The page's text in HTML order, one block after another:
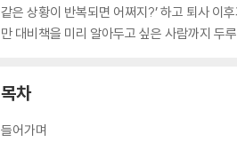
같은 상황이 반복되면 어쩌지?’ 하고 퇴사 이
만 대비책을 미리 알아두고 싶은 사람까지 두
목차
들어가며